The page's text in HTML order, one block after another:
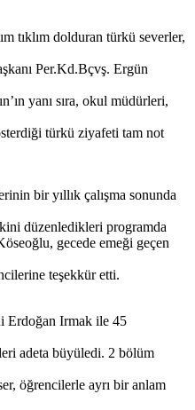
tıklım dolduran türkü severler,
Per.Kd.Bçvş. Ergün
yanı sıra, okul müdürleri,
türkü ziyafeti tam not
bir yıllık çalışma sonunda
düzenledikleri programda
gecede emeği geçen
teşekkür etti.
Erdoğan Irmak ile 45
adeta büyüledi. 2 bölüm
öğrencilerle ayrı bir anlam